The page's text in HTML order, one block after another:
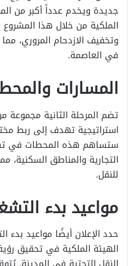
جديدة ويخدم عدداً أكبر من
الملكية من خلال هذا
وتخفيف الازدحام المروري،
في العاصمة.
المسارات
تضم المرحلة الثانية
استراتيجية تهدف إلى ربط
ستساهم هذه المحطات في
التجارية والمناطق السكنية،
للنقل.
مواعيد بدء
حدد الإعلان أيضًا مواعيد